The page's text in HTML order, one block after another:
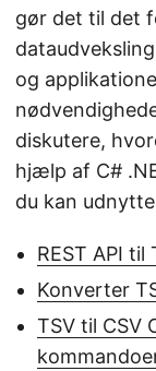
gør det til det
og
diskutere,
hjælp af C#
du kan
REST API
Konverter
TSV til CSV